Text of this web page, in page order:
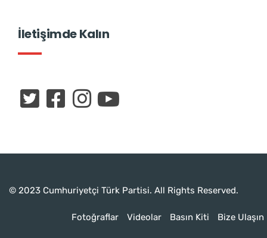
İletişimde Kalın
© 2023 Cumhuriyetçi Türk Partisi. All Rights Reserved.
Fotoğraflar Videolar Basın Kiti Bize Ulaşın